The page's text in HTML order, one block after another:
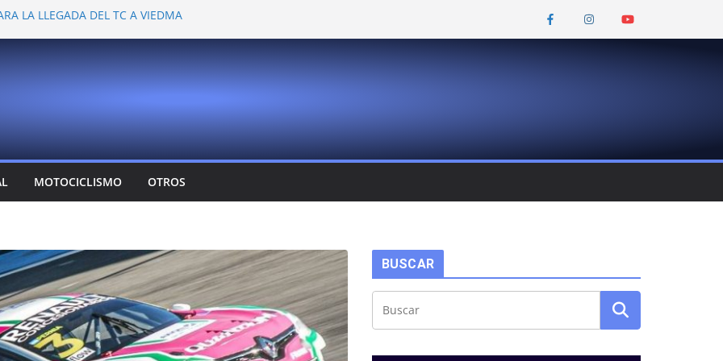
LA LLEGADA DEL TC A VIEDMA
EN LA PLATA
VER A TANTOS PILOTOS
DEJÓ CAMBIOS EN LOS CAMPEONATOS
CONFIRMA SU REGRESO AL TOP RACE
MOTOCICLISMO OTROS
BUSCAR